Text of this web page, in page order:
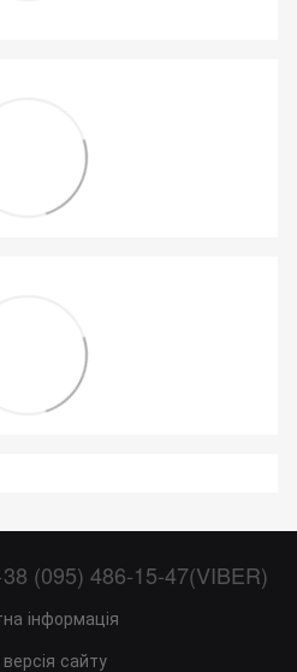
(095) 486-15-47(VIBER)
інформація
сайту